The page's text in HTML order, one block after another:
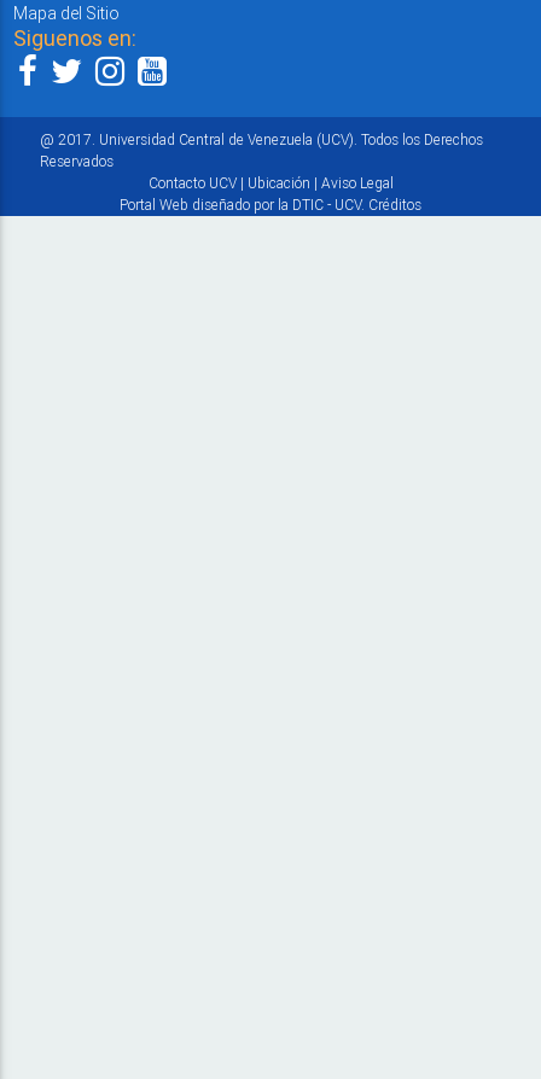
Mapa del Sitio
Siguenos en:
@ 2017. Universidad Central de Venezuela (UCV). Todos los Derechos
Reservados
Contacto UCV| Ubicación | Aviso Legal
Portal Web diseñado por la DTIC - UCV. Créditos